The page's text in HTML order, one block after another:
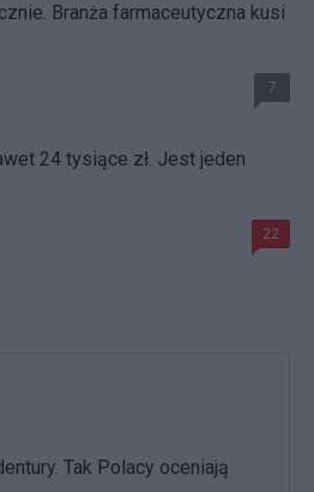
Branża farmaceutyczna kusi
7
24 tysiące zł. Jest jeden
22
Tak Polacy oceniają